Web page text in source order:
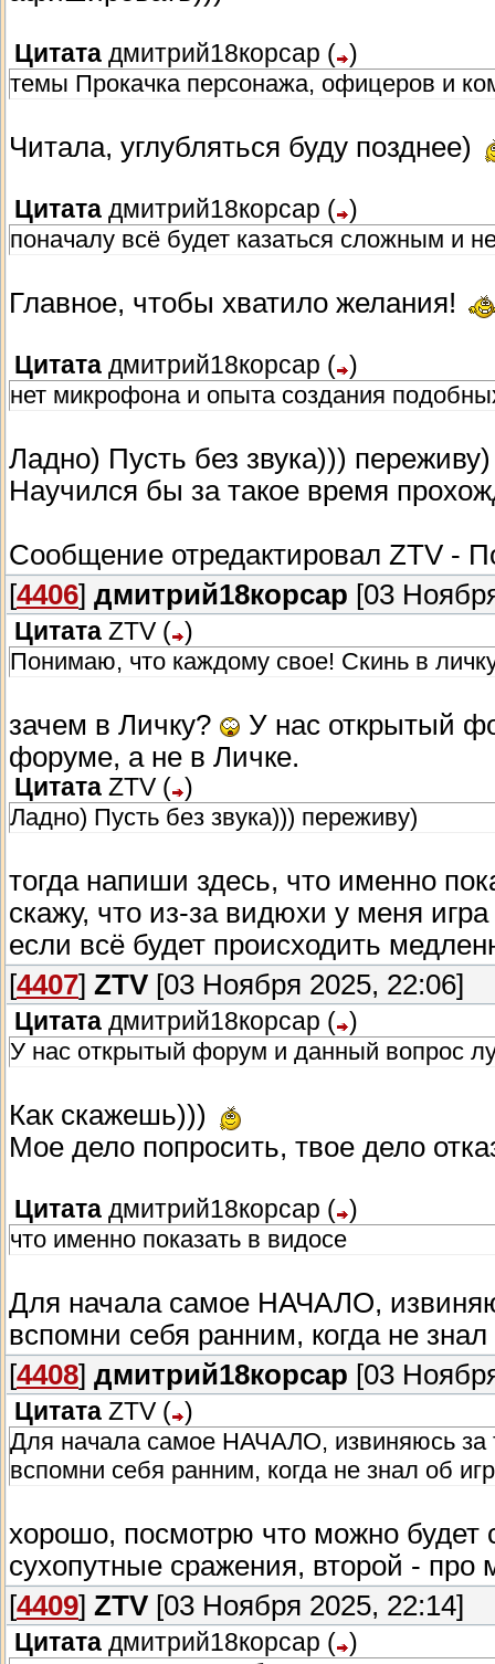
Цитата дмитрий18корсар ( )
темы Прокачка персонажа, офицеров и
Читала, углубляться буду позднее)
Цитата дмитрий18корсар ( )
поначалу всё будет казаться сложным и
Главное, чтобы хватило желания!
Цитата дмитрий18корсар ( )
нет микрофона и опыта создания
Ладно) Пусть без звука)))
Научился бы за такое время
Сообщение отредактировал ZTV -
[4406] дмитрий18корсар [03
Цитата ZTV ( )
Понимаю, что каждому свое! Скинь в
зачем в Личку?
У нас открытый
форуме, а не в Личке.
Цитата ZTV ( )
Ладно) Пусть без звука))) переживу)
тогда напиши здесь, что именно
скажу, что из-за видюхи у меня
если всё будет происходить
[4407] ZTV [03 Ноября 2025, 22:06]
Цитата дмитрий18корсар ( )
У нас открытый форум и данный вопрос
Как скажешь)))
Мое дело попросить, твое дело
Цитата дмитрий18корсар ( )
что именно показать в видосе
Для начала самое НАЧАЛО,
вспомни себя ранним, когда не
[4408] дмитрий18корсар [03
Цитата ZTV ( )
Для начала самое НАЧАЛО, извиняюсь за
вспомни себя ранним, когда не знал об
хорошо, посмотрю что можно будет
сухопутные сражения, второй - про
[4409] ZTV [03 Ноября 2025, 22:14]
Цитата дмитрий18корсар ( )